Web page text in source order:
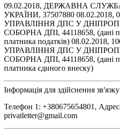
09.02.2018, ДЕРЖАВНА
УКРАЇНИ, 37507880 08.02.2018,
УПРАВЛІННЯ ДПС У
СОБОРНА ДПІ, 44118658, (дані
платника податків) 08.02.2018,
УПРАВЛІННЯ ДПС У
СОБОРНА ДПІ, 44118658, (дані
платника єдиного внеску)
Інформація для здійснення зв'язку
Телефон 1: +380675654801,
privatletter@gmail.com